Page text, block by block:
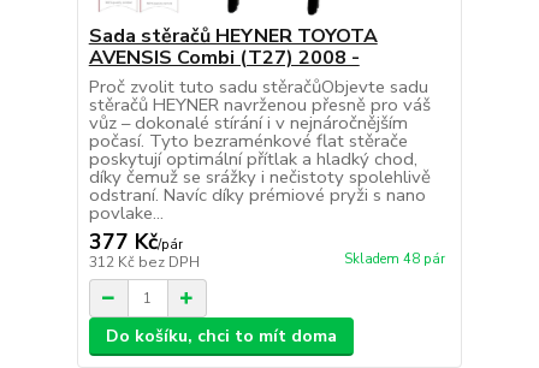
Sada stěračů HEYNER TOYOTA
AVENSIS Combi (T27) 2008 -
Proč zvolit tuto sadu stěračůObjevte sadu
stěračů HEYNER navrženou přesně pro váš
vůz – dokonalé stírání i v nejnáročnějším
počasí. Tyto bezraménkové flat stěrače
poskytují optimální přítlak a hladký chod,
díky čemuž se srážky i nečistoty spolehlivě
odstraní. Navíc díky prémiové pryži s nano
povlake...
377 Kč/pár
312 Kč bez DPH Skladem 48 pár
Do košíku, chci to mít doma